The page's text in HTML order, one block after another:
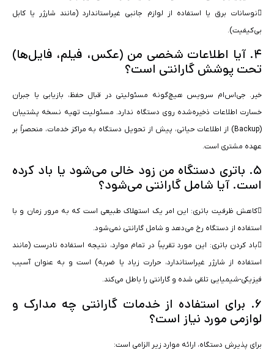
نوسانات برق یا استفاده از لوازم جانبی غیراستاندارد (مانند شارژر یا کابل
بی‌کیفیت).
۴. آیا اطلاعات شخصی من (عکس، فیلم، فایل‌ها)
تحت پوشش گارانتی است؟
خیر. جی‌اس‌ام سرویس هیچ‌گونه مسئولیتی در قبال حفظ، بازیابی یا جبران
خسارت اطلاعات ذخیره‌شده روی دستگاه ندارد. مسئولیت تهیه نسخه پشتیبان
(Backup) از اطلاعات حیاتی، پیش از تحویل دستگاه به مراکز خدمات، منحصراً بر
عهده مشتری است.
۵. باتری دستگاه من زود خالی می‌شود یا باد کرده
است. آیا شامل گارانتی می‌شود؟
کاهش ظرفیت باتری: این امر یک استهلاک طبیعی است که به مرور زمان و با
استفاده از دستگاه رخ می‌دهد و شامل گارانتی نمی‌شود.
باد کردن باتری: این مورد تقریباً در تمام موارد، نتیجه استفاده نادرست (مانند
استفاده از شارژر غیراستاندارد، حرارت زیاد یا ضربه) است و به عنوان آسیب
فیزیکی-شیمیایی تلقی شده و گارانتی را باطل می‌کند.
۶. برای استفاده از خدمات گارانتی چه مدارک و
لوازمی مورد نیاز است؟
برای پذیرش دستگاه، ارائه موارد زیر الزامی است: